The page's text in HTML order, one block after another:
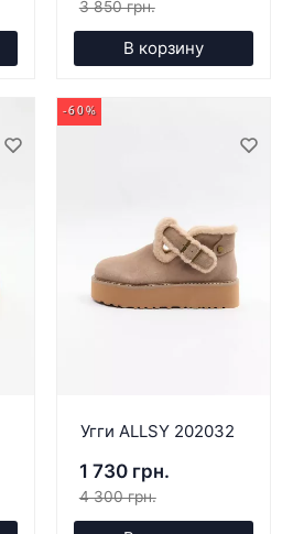
3 850 грн.
В корзину
-60%
Угги ALLSY 202032
1 730 грн.
4 300 грн.